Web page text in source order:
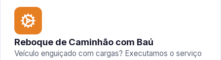
Reboque de Caminhão com Baú
Veículo enguiçado com cargas? Executamos o serviço